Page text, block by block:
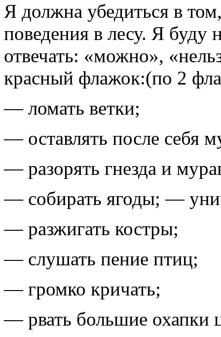
Я должна убедиться в
поведения в лесу. Я буду
отвечать: «можно»,
красный флажок:(по 2
— ломать ветки;
— оставлять после себя
— разорять гнезда и
— собирать ягоды; —
— разжигать костры;
— слушать пение птиц;
— громко кричать;
— рвать большие охапки